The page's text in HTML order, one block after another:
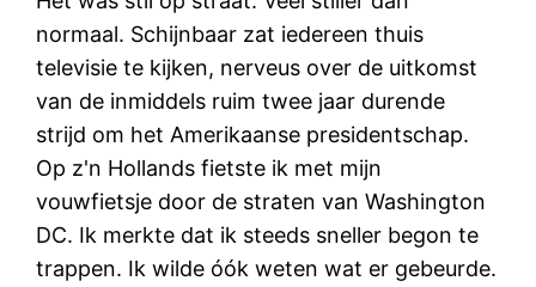
normaal. Schijnbaar zat iedereen thuis
televisie te kijken, nerveus over de uitkomst
van de inmiddels ruim twee jaar durende
strijd om het Amerikaanse presidentschap.
Op z'n Hollands fietste ik met mijn
vouwfietsje door de straten van Washington
DC. Ik merkte dat ik steeds sneller begon te
trappen. Ik wilde óók weten wat er gebeurde.